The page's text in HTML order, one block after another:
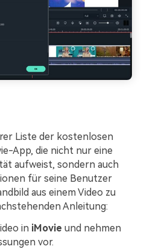
Liste der kostenlosen
App, die nicht nur eine
aufweist, sondern auch
für seine Benutzer
aus einem Video zu
Anleitung:
in iMovie und nehmen
vor.